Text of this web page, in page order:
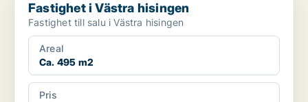
Fastighet i Västra hisingen
Fastighet till salu i Västra hisingen
Areal
Ca. 495 m2
Pris